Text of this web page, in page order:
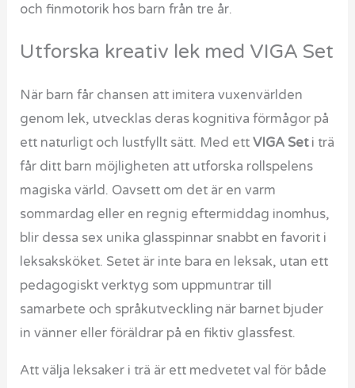
och finmotorik hos barn från tre år.
Utforska kreativ lek med VIGA Set
När barn får chansen att imitera vuxenvärlden
genom lek, utvecklas deras kognitiva förmågor på
ett naturligt och lustfyllt sätt. Med ettVIGA Seti trä
får ditt barn möjligheten att utforska rollspelens
magiska värld. Oavsett om det är en varm
sommardag eller en regnig eftermiddag inomhus,
blir dessa sex unika glasspinnar snabbt en favorit i
leksaksköket. Setet är inte bara en leksak, utan ett
pedagogiskt verktyg som uppmuntrar till
samarbete och språkutveckling när barnet bjuder
in vänner eller föräldrar på en fiktiv glassfest.
Att välja leksaker i trä är ett medvetet val för både